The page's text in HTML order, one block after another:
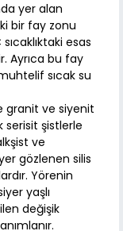
yer alan
bir fay zonu
esas
Ayrıca bu fay
sıcak su
ve siyenit
şistlerle
ve
gözlenen silis
Yörenin
yaşlı
değişik